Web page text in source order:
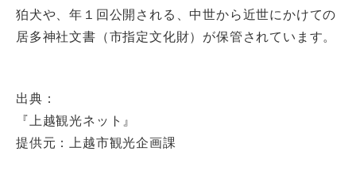
狛犬や、年１回公開される、中世から近世にかけての
居多神社文書（市指定文化財）が保管されています。
出典：
『上越観光ネット』
提供元：上越市観光企画課